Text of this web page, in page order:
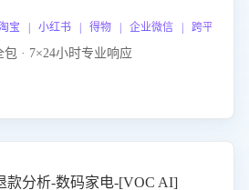
| 小红书 | 得物 | 企业微信 | 跨平台
· 7×24小时专业响应
款分析-数码家电-[VOC AI]